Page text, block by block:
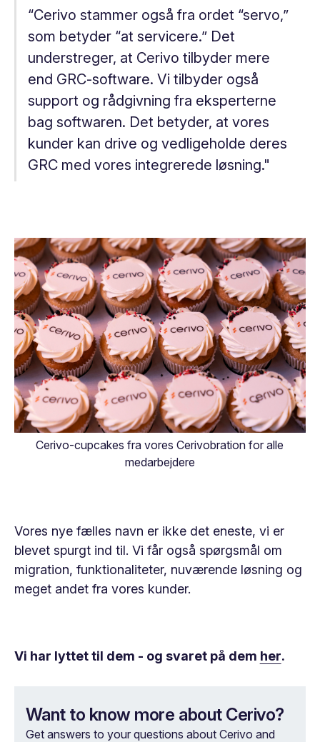
“Cerivo stammer også fra ordet “servo,”
som betyder “at servicere.” Det
understreger, at Cerivo tilbyder mere
end GRC-software. Vi tilbyder også
support og rådgivning fra eksperterne
bag softwaren. Det betyder, at vores
kunder kan drive og vedligeholde deres
GRC med vores integrerede løsning."
Cerivo-cupcakes fra vores Cerivobration for alle
medarbejdere
Vores nye fælles navn er ikke det eneste, vi er
blevet spurgt ind til. Vi får også spørgsmål om
migration, funktionaliteter, nuværende løsning og
meget andet fra vores kunder.
Vi har lyttet til dem - og svaret på dem her.
Want to know more about Cerivo?
Get answers to your questions about Cerivo and